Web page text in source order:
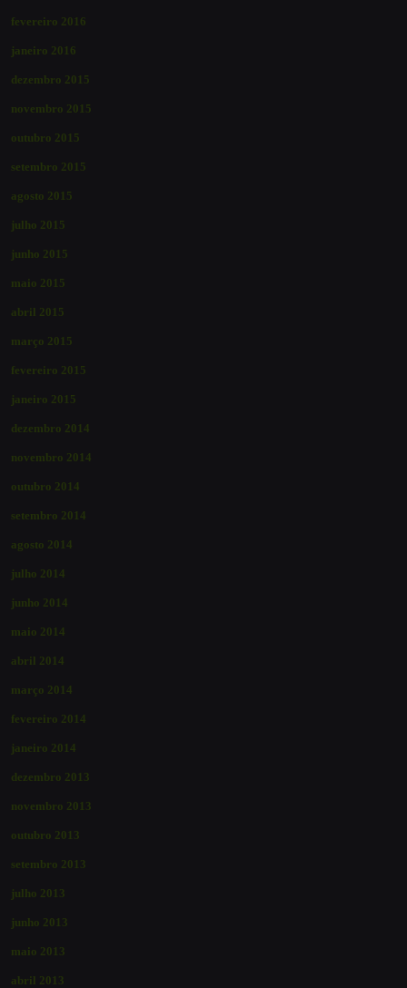
fevereiro 2016
janeiro 2016
dezembro 2015
novembro 2015
outubro 2015
setembro 2015
agosto 2015
julho 2015
junho 2015
maio 2015
abril 2015
março 2015
fevereiro 2015
janeiro 2015
dezembro 2014
novembro 2014
outubro 2014
setembro 2014
agosto 2014
julho 2014
junho 2014
maio 2014
abril 2014
março 2014
fevereiro 2014
janeiro 2014
dezembro 2013
novembro 2013
outubro 2013
setembro 2013
julho 2013
junho 2013
maio 2013
abril 2013